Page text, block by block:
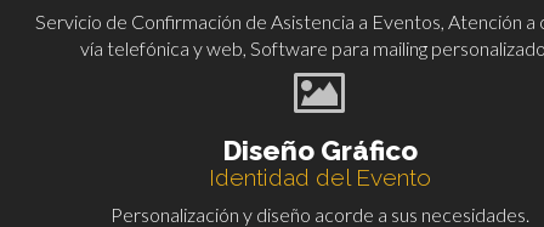
Servicio de Confirmación de Asistencia a Eventos, Atención a
vía telefónica y web, Software para mailing
Diseño Gráfico
Identidad del Evento
Personalización y diseño acorde a sus necesidades.